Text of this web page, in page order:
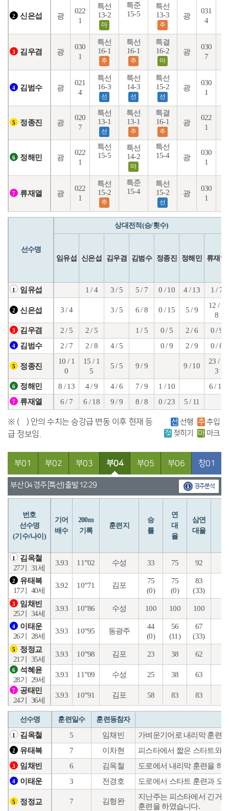
2 신은섭 광
022
1
특선
13-2
마
특준
15-5
특선
13-3
추
광
031
4
3 김우겸 광
030
1
특선
16-1
추
특선
16-1
추
특결
16-2
마
광
030
7
4 김범수 광
021
4
특선
16-3
선
특선
14-3
선
특선
15-2
선
광
030
1
5 정종진 광
020
7
특선
13-1
선
특선
13-1
추
특결
16-1
추
광
022
1
6 정해민 광
022
1
특선
15-5
특선
14-2
마
특선
15-4
광
030
1
7 류재열 광
022
1
특선
15-2
추
특준
15-4
특선
15-2
선
광
030
1
선수명
상대전적(승/횟수)
임유섭 신은섭 김우겸 김범수 정종진 정해민 류재열
1 임유섭 1 / 4 3 / 5 5 / 7 0 / 10 4 / 13 1 / 7
2 신은섭 3 / 4 3 / 5 6 / 8 0 / 15 5 / 9
12 / 1
8
3 김우겸 2 / 5 2 / 5 1 / 5 0 / 5 2 / 6 0 / 9
4 김범수 2 / 7 2 / 8 4 / 5 0 / 9 2 / 9 0 / 8
5 정종진
10 / 1
0
15 / 1
5
5 / 5 9 / 9 9 / 10
23 / 2
3
6 정해민 8 / 13 4 / 9 4 / 6 7 / 9 1 / 10 6 / 11
7 류재열 6 / 7 6 / 18 9 / 9 8 / 8 0 / 23 5 / 11
※ ( ) 안의 수치는 승강급 변동 이후 현재 등
급 정보임.
선 선행 추 추입
젖 젖히기 마 마크
부01 부02 부03 부04 부05 부06 창01
부산 04 경주 [특선] 출발 12:29 경주분석
번호
선수명
(기수/나이)
기어
배수
200m
기록
훈련지
승
률
연
대
율
삼연
대율
1
김옥철
27기
31세
3.93 11”02 수성 33 75 92
2
유태복
17기
40세
3.92 10”71 김포
75
(0)
75
(0)
83
(33)
3
임채빈
25기
34세
3.93 10”86 수성 100 100 100
4
이태운
26기
28세
3.93 10”95 동광주
44
(0)
56
(11)
67
(33)
5
정정교
21기
35세
3.93 10”98 김포 23 38 62
6
석혜윤
28기
29세
3.93 11”09 수성 25 38 63
7
공태민
24기
36세
3.93 10”91 김포 58 83 83
선수명 훈련일수 훈련동참자
1 김옥철 5 임채빈 가벼운기어로 내리막 훈련
2 유태복 7 이차현 피스타에서 짧은 스타트와
3 임채빈 6 김옥철 도로에서 내리막 훈련을 하
4 이태운 3 전경호 도로에서 스타트 훈련과 오
5 정정교 7 김형완
지난주는 피스타에서 긴거
훈련을 하였습니다.